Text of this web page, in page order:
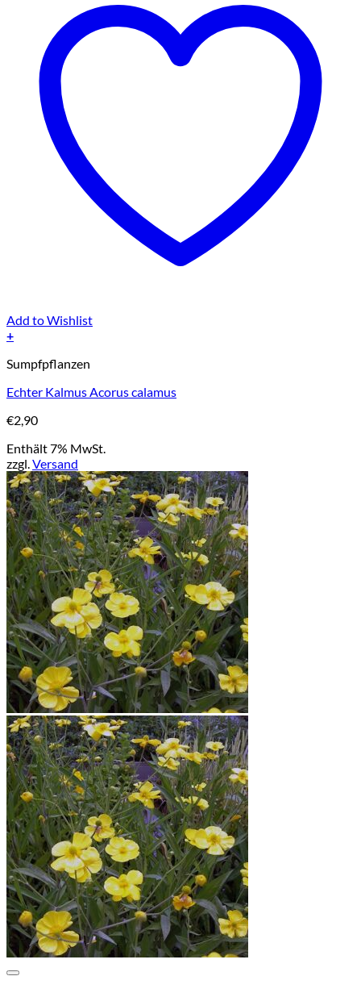
Add to Wishlist
+
Sumpfpflanzen
Echter Kalmus Acorus calamus
€2,90
Enthält 7% MwSt.
zzgl.Versand